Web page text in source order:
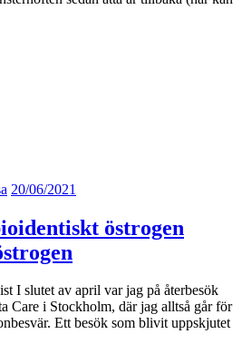
20/06/2021
östrogen
I slutet av april var jag på återbesök
Care i Stockholm, där jag alltså går för
Ett besök som blivit uppskjutet